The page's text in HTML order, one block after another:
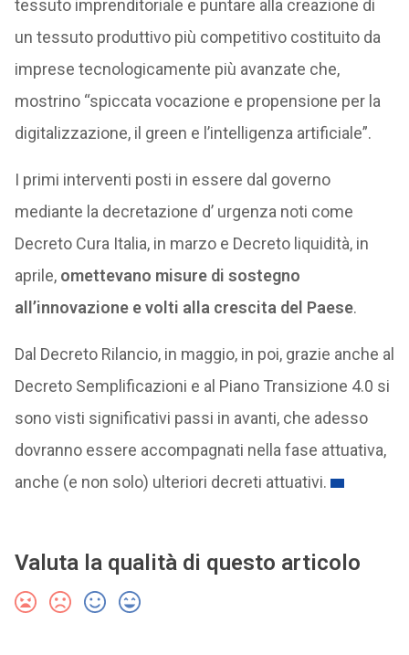
tessuto imprenditoriale e puntare alla creazione di
un tessuto produttivo più competitivo costituito da
imprese tecnologicamente più avanzate che,
mostrino “spiccata vocazione e propensione per la
digitalizzazione, il green e l’intelligenza artificiale”.
I primi interventi posti in essere dal governo
mediante la decretazione d’ urgenza noti come
Decreto Cura Italia, in marzo e Decreto liquidità, in
aprile, omettevano misure di sostegno
all’innovazione e volti alla crescita del Paese.
Dal Decreto Rilancio, in maggio, in poi, grazie anche al
Decreto Semplificazioni e al Piano Transizione 4.0 si
sono visti significativi passi in avanti, che adesso
dovranno essere accompagnati nella fase attuativa,
anche (e non solo) ulteriori decreti attuativi.
Valuta la qualità di questo articolo